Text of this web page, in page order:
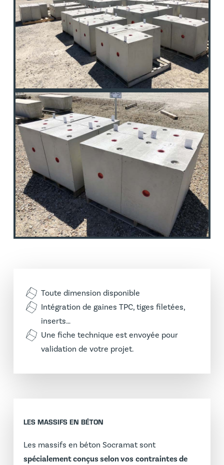
Toute dimension disponible
Intégration de gaines TPC, tiges filetées,
inserts…
Une fiche technique est envoyée pour
validation de votre projet.
LES MASSIFS EN BÉTON
Les massifs en béton Socramat sont
spécialement conçus selon vos contraintes de